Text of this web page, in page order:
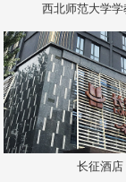
西北师范大学学
长征酒店